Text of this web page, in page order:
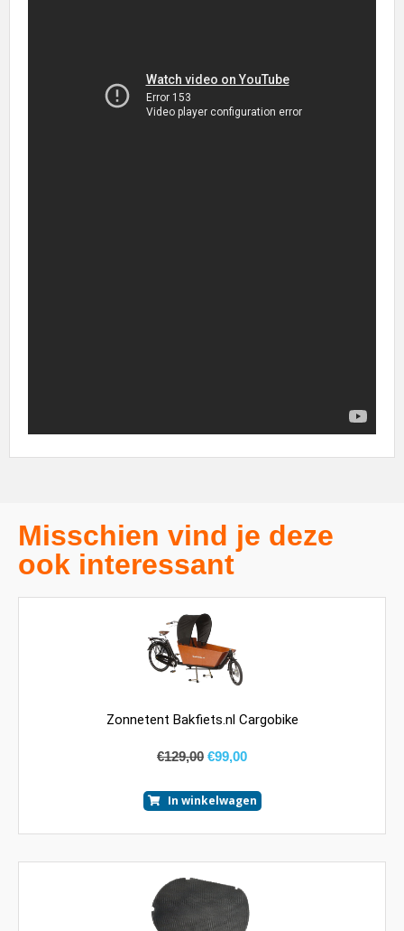
Misschien vind je deze
ook interessant
Zonnetent Bakfiets.nl Cargobike
€129,00 €99,00
In winkelwagen